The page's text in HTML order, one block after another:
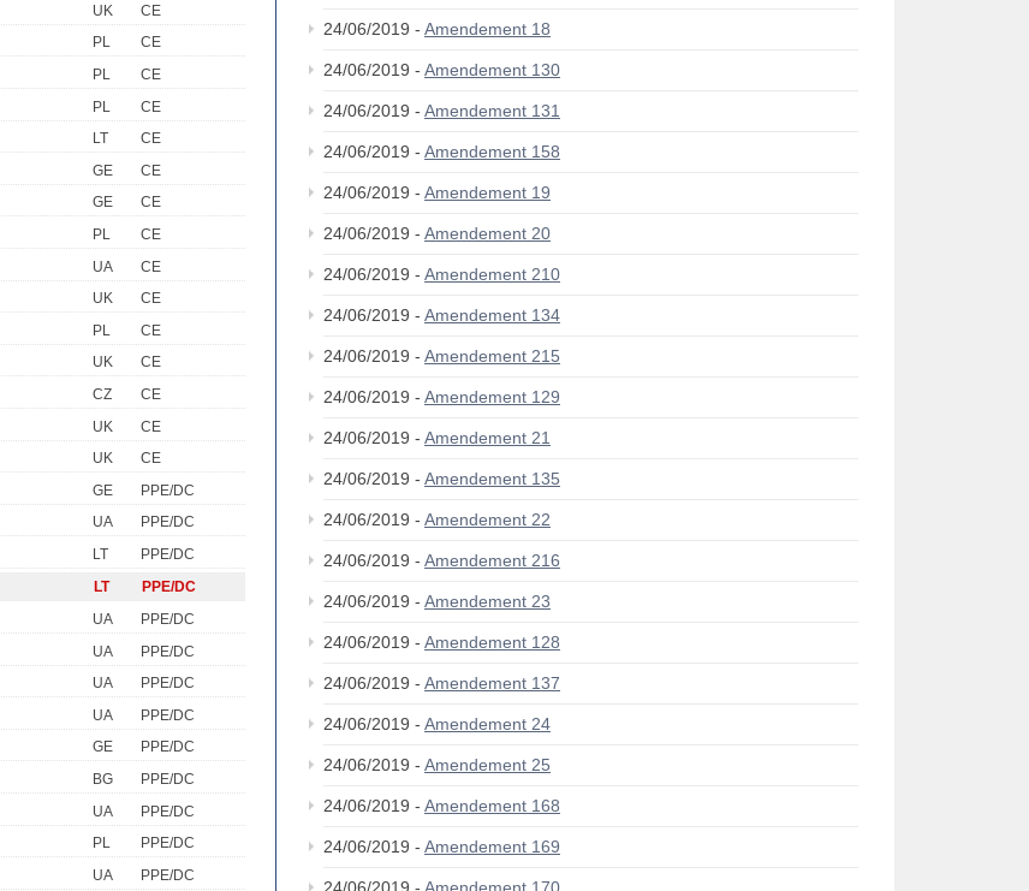
UK
CE
PL
CE
PL
CE
PL
CE
LT
CE
GE
CE
GE
CE
PL
CE
UA
CE
UK
CE
PL
CE
UK
CE
CZ
CE
UK
CE
UK
CE
GE
PPE/DC
UA
PPE/DC
LT
PPE/DC
LT
PPE/DC
UA
PPE/DC
UA
PPE/DC
UA
PPE/DC
UA
PPE/DC
GE
PPE/DC
BG
PPE/DC
UA
PPE/DC
PL
PPE/DC
UA
PPE/DC
24/06/2019 - Amendement 18
24/06/2019 - Amendement 130
24/06/2019 - Amendement 131
24/06/2019 - Amendement 158
24/06/2019 - Amendement 19
24/06/2019 - Amendement 20
24/06/2019 - Amendement 210
24/06/2019 - Amendement 134
24/06/2019 - Amendement 215
24/06/2019 - Amendement 129
24/06/2019 - Amendement 21
24/06/2019 - Amendement 135
24/06/2019 - Amendement 22
24/06/2019 - Amendement 216
24/06/2019 - Amendement 23
24/06/2019 - Amendement 128
24/06/2019 - Amendement 137
24/06/2019 - Amendement 24
24/06/2019 - Amendement 25
24/06/2019 - Amendement 168
24/06/2019 - Amendement 169